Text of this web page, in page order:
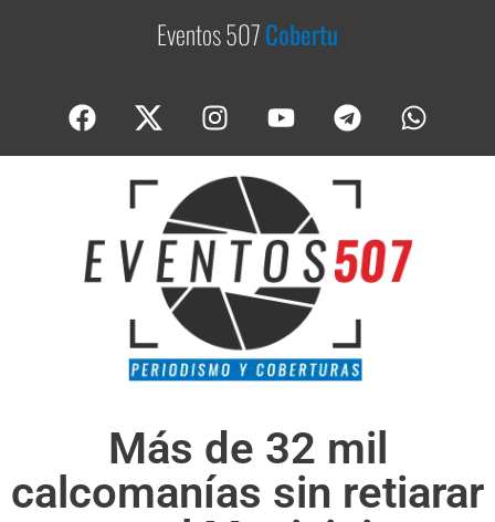
Eventos 507Cobertur
Más de 32 mil
calcomanías sin retiarar